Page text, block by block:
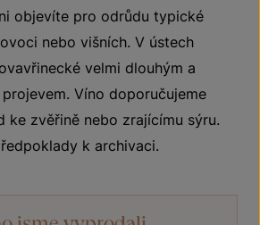
objevíte pro odrůdu typické
nebo višních. V ústech
velmi dlouhým a
Víno doporučujeme
ke zvěřině nebo zrajícímu sýru.
k archivaci.